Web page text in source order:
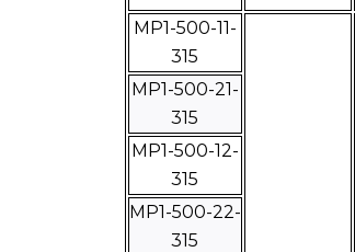
МР1-500-11-
315
МР1-500-21-
315
МР1-500-12-
315
МР1-500-22-
315